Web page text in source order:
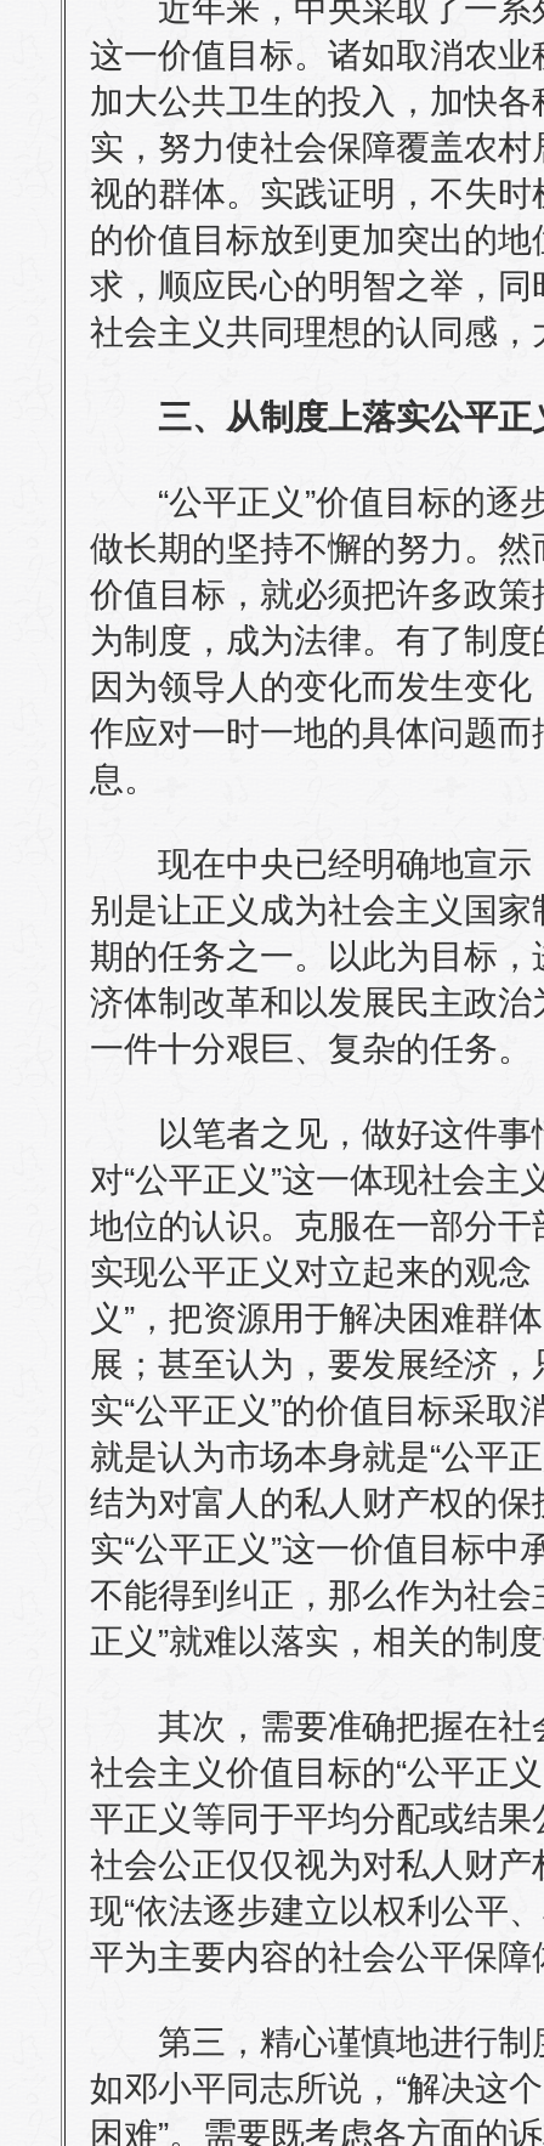
近年来，中央采取了一系
这一价值目标。诸如取消农
加大公共卫生的投入，加快
实，努力使社会保障覆盖农
视的群体。实践证明，不失时
的价值目标放到更加突出的
求，顺应民心的明智之举，
社会主义共同理想的认同感
三、从制度上落实公平正
“公平正义”价值目标的逐
做长期的坚持不懈的努力。
价值目标，就必须把许多政
为制度，成为法律。有了制
因为领导人的变化而发生变
作应对一时一地的具体问题
息。
现在中央已经明确地宣示
别是让正义成为社会主义国
期的任务之一。以此为目标
济体制改革和以发展民主政
一件十分艰巨、复杂的任务。
以笔者之见，做好这件事
对“公平正义”这一体现社会
地位的认识。克服在一部分
实现公平正义对立起来的观
义”，把资源用于解决困难群
展；甚至认为，要发展经济
实“公平正义”的价值目标采
就是认为市场本身就是“公平
结为对富人的私人财产权的
实“公平正义”这一价值目标
不能得到纠正，那么作为社
正义”就难以落实，相关的制
其次，需要准确把握在社
社会主义价值目标的“公平正
平正义等同于平均分配或结
社会公正仅仅视为对私人财
现“依法逐步建立以权利公平
平为主要内容的社会公平保障
第三，精心谨慎地进行制
如邓小平同志所说，“解决这
困难”。需要既考虑各方面的